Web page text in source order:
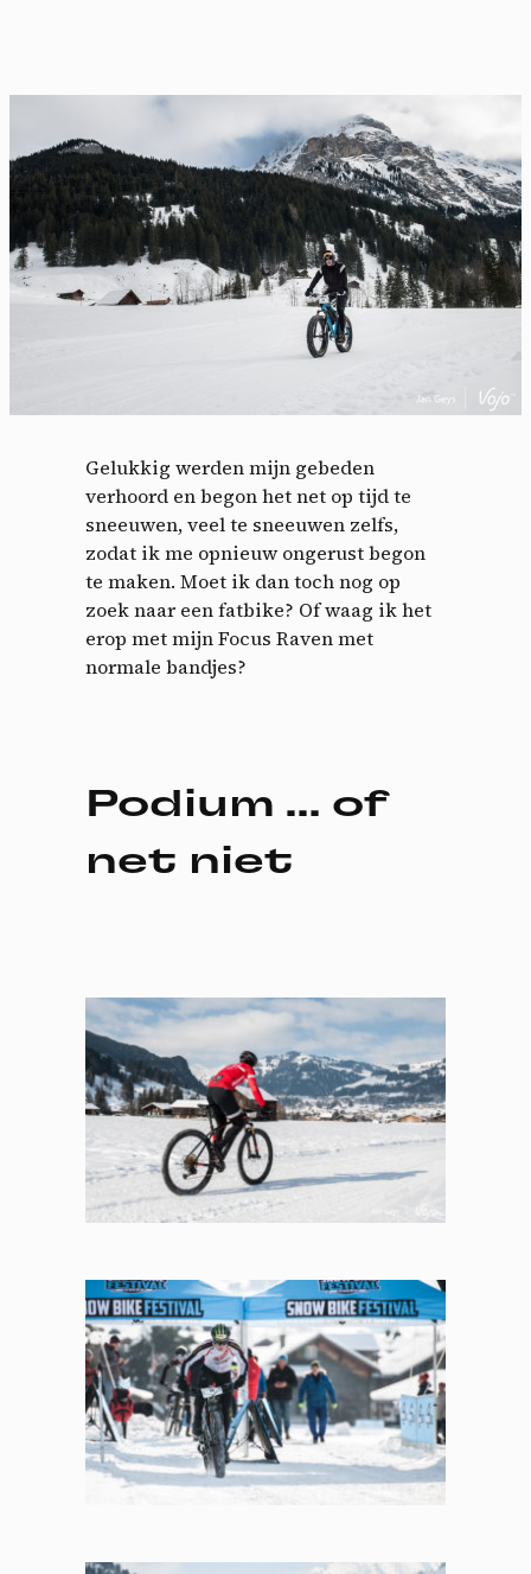
Gelukkig werden mijn gebeden
verhoord en begon het net op tijd te
sneeuwen, veel te sneeuwen zelfs,
zodat ik me opnieuw ongerust begon
te maken. Moet ik dan toch nog op
zoek naar een fatbike? Of waag ik het
erop met mijn Focus Raven met
normale bandjes?
Podium … of
net niet